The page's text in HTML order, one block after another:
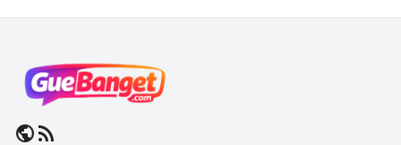
publicrss_feed